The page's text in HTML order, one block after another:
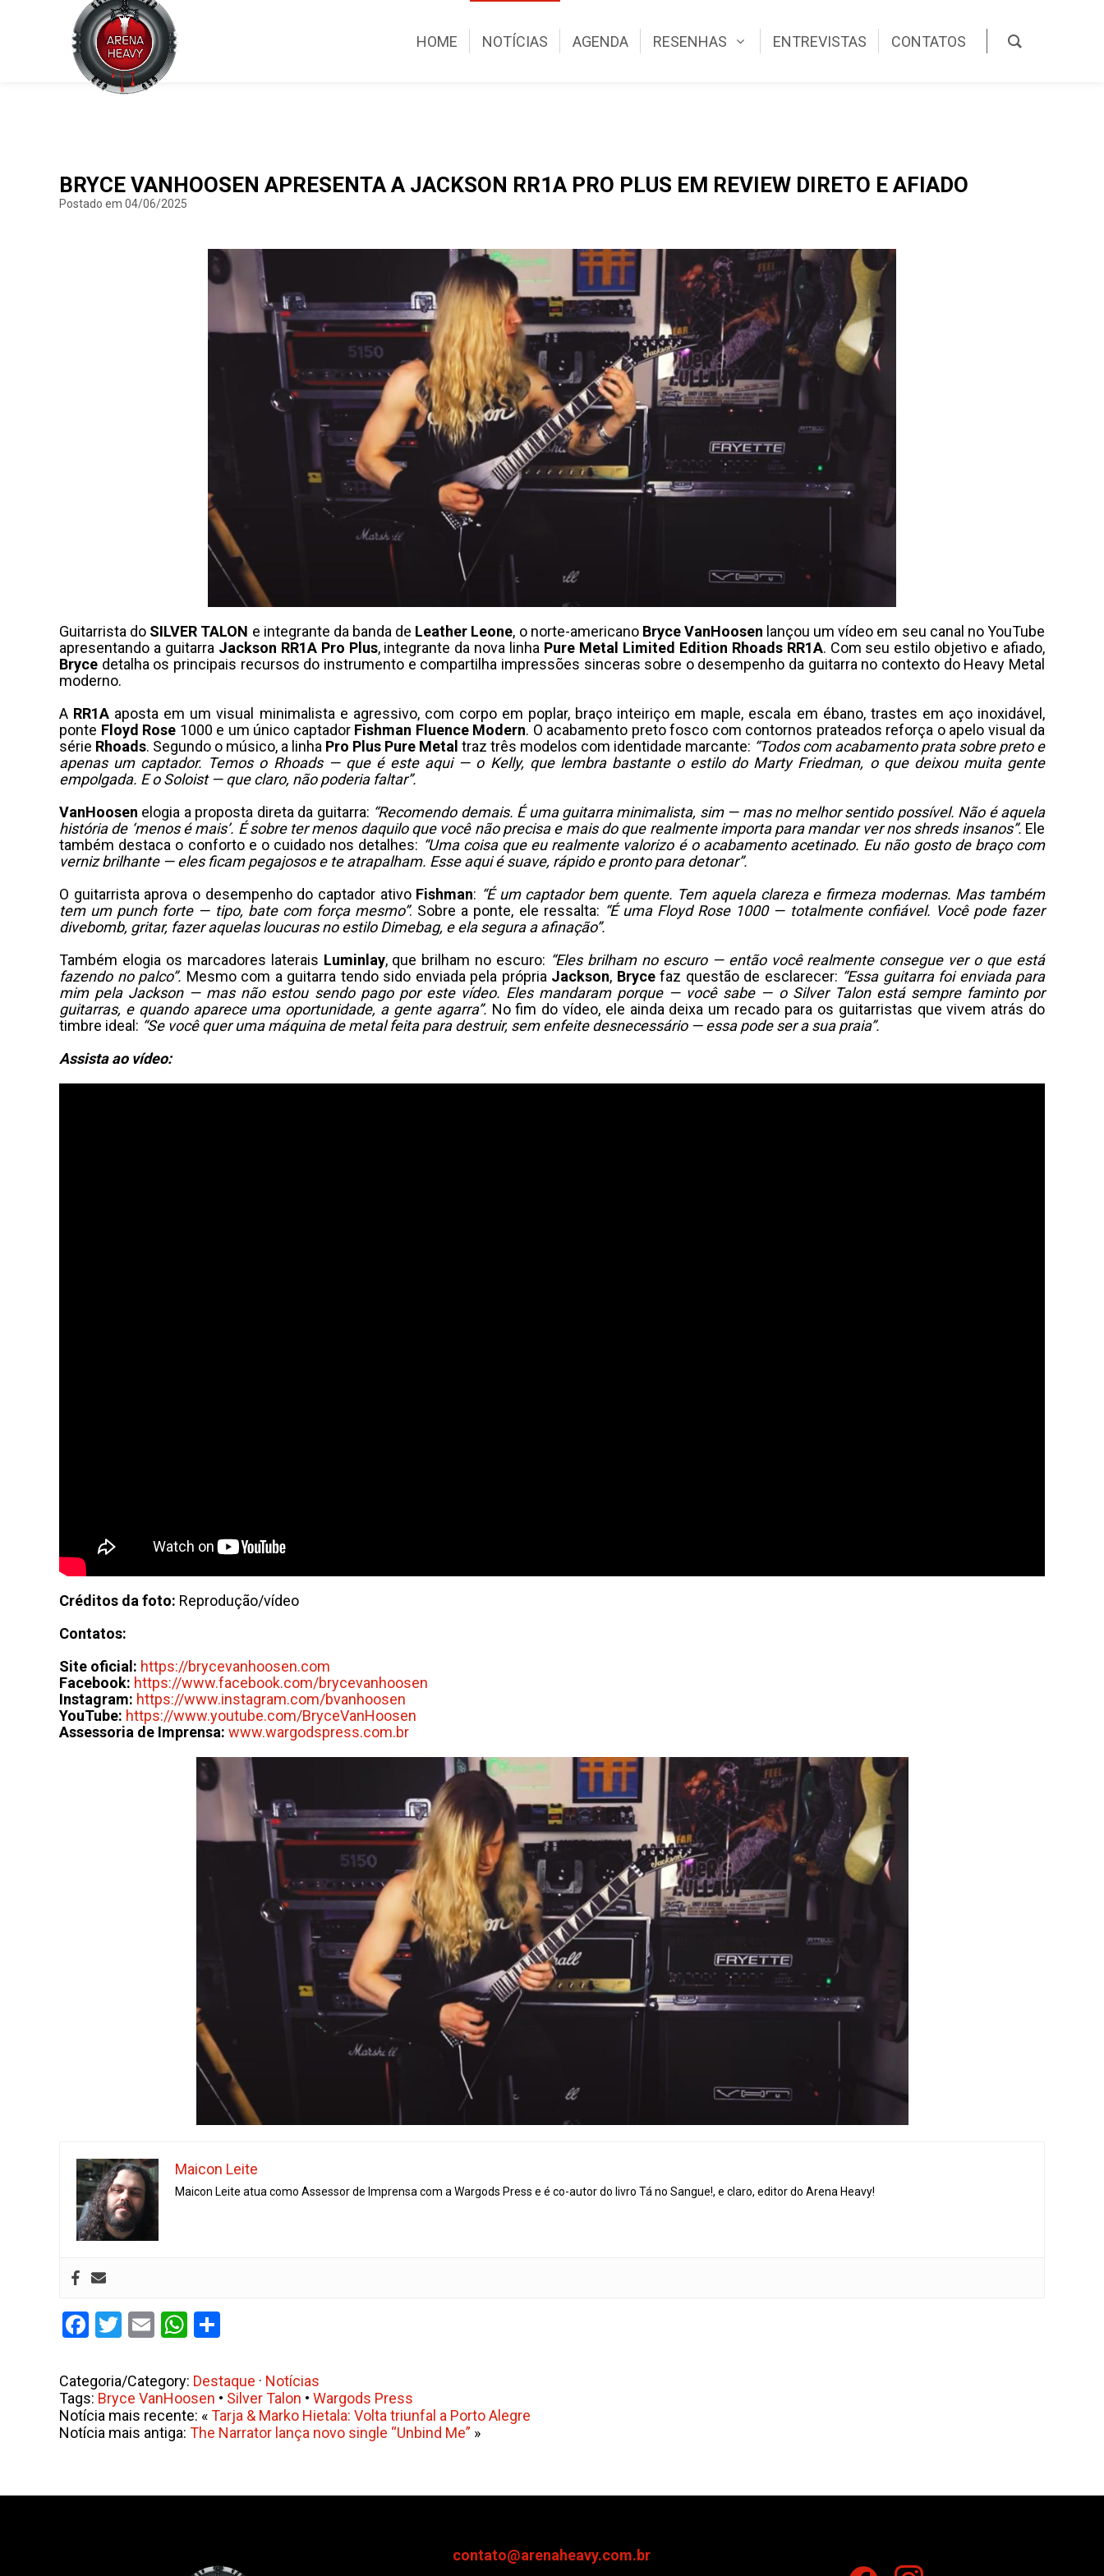
HOME NOTÍCIAS AGENDA RESENHAS ENTREVISTAS CONTATOS
BRYCE VANHOOSEN APRESENTA A JACKSON RR1A PRO PLUS EM REVIEW DIRETO E AFIADO
Postado em 04/06/2025
Guitarrista do SILVER TALON e integrante da banda de Leather Leone, o norte-americano BryceVanHoosen lançou um vídeo em seu canal no YouTube
apresentando a guitarra Jackson RR1A Pro Plus, integrante da nova linha Pure Metal Limited Edition Rhoads RR1A. Com seu estilo objetivo e afiado,
Bryce detalha os principais recursos do instrumento e compartilha impressões sinceras sobre o desempenho da guitarra no contexto do Heavy Metal
moderno.
A RR1A aposta em um visual minimalista e agressivo, com corpo em poplar, braço inteiriço em maple, escala em ébano, trastes em aço inoxidável,
ponte Floyd Rose 1000 e um único captador Fishman Fluence Modern. O acabamento preto fosco com contornos prateados reforça o apelo visual da
série Rhoads. Segundo o músico, a linha Pro Plus Pure Metal traz três modelos com identidade marcante: “Todos com acabamento prata sobre preto e
apenas um captador. Temos o Rhoads — que é este aqui — o Kelly, que lembra bastante o estilo do Marty Friedman, o que deixou muita gente
empolgada. E o Soloist — que claro, não poderia faltar”.
VanHoosen elogia a proposta direta da guitarra: “Recomendo demais. É uma guitarra minimalista, sim — mas no melhor sentido possível. Não é aquela
história de ‘menos é mais’. É sobre ter menos daquilo que você não precisa e mais do que realmente importa para mandar ver nos shreds insanos”. Ele
também destaca o conforto e o cuidado nos detalhes: “Uma coisa que eu realmente valorizo é o acabamento acetinado. Eu não gosto de braço com
verniz brilhante — eles ficam pegajosos e te atrapalham. Esse aqui é suave, rápido e pronto para detonar”.
O guitarrista aprova o desempenho do captador ativo Fishman: “É um captador bem quente. Tem aquela clareza e firmeza modernas. Mas também
tem um punch forte — tipo, bate com força mesmo”. Sobre a ponte, ele ressalta: “É uma Floyd Rose 1000 — totalmente confiável. Você pode fazer
divebomb, gritar, fazer aquelas loucuras no estilo Dimebag, e ela segura a afinação”.
Também elogia os marcadores laterais Luminlay, que brilham no escuro: “Eles brilham no escuro — então você realmente consegue ver o que está
fazendo no palco”. Mesmo com a guitarra tendo sido enviada pela própria Jackson, Brycefaz questão de esclarecer: “Essa guitarra foi enviada para
mim pela Jackson — mas não estou sendo pago por este vídeo. Eles mandaram porque — você sabe — o Silver Talon está sempre faminto por
guitarras, e quando aparece uma oportunidade, a gente agarra”. No fim do vídeo, ele ainda deixa um recado para os guitarristas que vivem atrás do
timbre ideal: “Se você quer uma máquina de metal feita para destruir, sem enfeite desnecessário — essa pode ser a sua praia”.
Assista ao vídeo:
Créditos da foto: Reprodução/vídeo
Contatos:
Site oficial: https://brycevanhoosen.com
Facebook: https://www.facebook.com/brycevanhoosen
Instagram: https://www.instagram.com/bvanhoosen
YouTube: https://www.youtube.com/BryceVanHoosen
Assessoria de Imprensa: www.wargodspress.com.br
Maicon Leite
Maicon Leite atua como Assessor de Imprensa com a Wargods Press e é co-autor do livro Tá no Sangue!, e claro, editor do Arena Heavy!
Facebook
Twitter
EmailWhatsApp
Categoria/Category: Destaque · Notícias
Tags: Bryce VanHoosen • Silver Talon • Wargods Press
Notícia mais recente: «Tarja & Marko Hietala: Volta triunfal a Porto Alegre
Notícia mais antiga: The Narrator lança novo single “Unbind Me” »
contato@arenaheavy.com.br